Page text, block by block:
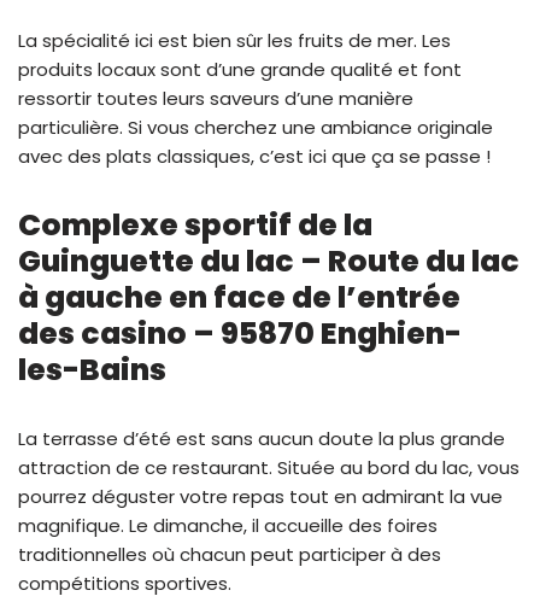
La spécialité ici est bien sûr les fruits de mer. Les
produits locaux sont d’une grande qualité et font
ressortir toutes leurs saveurs d’une manière
particulière. Si vous cherchez une ambiance originale
avec des plats classiques, c’est ici que ça se passe !
Complexe sportif de la
Guinguette du lac – Route du lac
à gauche en face de l’entrée
des casino – 95870 Enghien-
les-Bains
La terrasse d’été est sans aucun doute la plus grande
attraction de ce restaurant. Située au bord du lac, vous
pourrez déguster votre repas tout en admirant la vue
magnifique. Le dimanche, il accueille des foires
traditionnelles où chacun peut participer à des
compétitions sportives.